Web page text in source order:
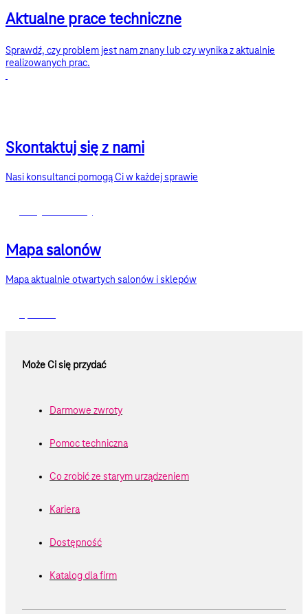
Aktualne prace techniczne
Sprawdź, czy problem jest nam znany lub czy wynika z aktualnie
realizowanych prac.
Skontaktuj się z nami
Nasi konsultanci pomogą Ci w każdej sprawie
Mapa salonów
Mapa aktualnie otwartych salonów i sklepów
Może Ci się przydać
Darmowe zwroty
Pomoc techniczna
Co zrobić ze starym urządzeniem
Kariera
Dostępność
Katalog dla firm